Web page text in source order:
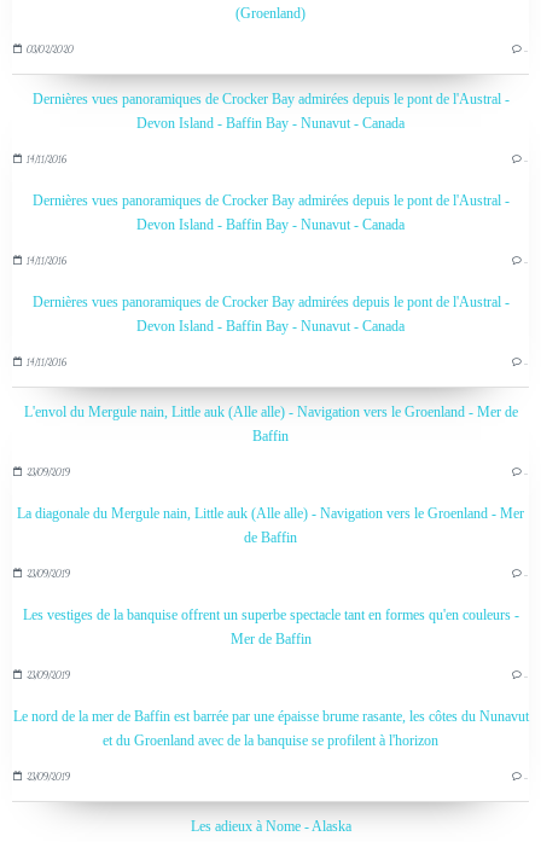
(Groenland)
03/02/2020 …
Dernières vues panoramiques de Crocker Bay admirées depuis le pont de l'Austral -
Devon Island - Baffin Bay - Nunavut - Canada
14/11/2016 …
Dernières vues panoramiques de Crocker Bay admirées depuis le pont de l'Austral -
Devon Island - Baffin Bay - Nunavut - Canada
14/11/2016 …
Dernières vues panoramiques de Crocker Bay admirées depuis le pont de l'Austral -
Devon Island - Baffin Bay - Nunavut - Canada
14/11/2016 …
L'envol du Mergule nain, Little auk (Alle alle) - Navigation vers le Groenland - Mer de
Baffin
23/09/2019 …
La diagonale du Mergule nain, Little auk (Alle alle) - Navigation vers le Groenland - Mer
de Baffin
23/09/2019 …
Les vestiges de la banquise offrent un superbe spectacle tant en formes qu'en couleurs -
Mer de Baffin
23/09/2019 …
Le nord de la mer de Baffin est barrée par une épaisse brume rasante, les côtes du Nunavut
et du Groenland avec de la banquise se profilent à l'horizon
23/09/2019 …
Les adieux à Nome - Alaska